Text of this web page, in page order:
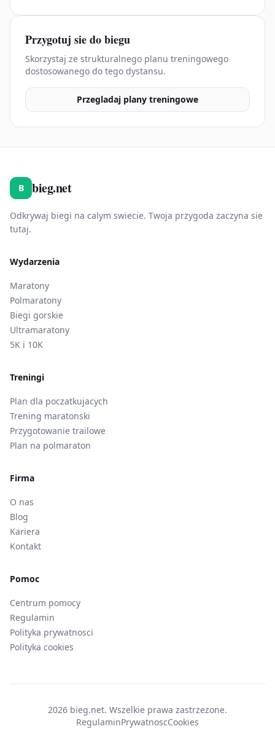
Przygotuj sie do biegu
Skorzystaj ze strukturalnego planu treningowego
dostosowanego do tego dystansu.
Przegladaj plany treningowe
B bieg.net
Odkrywaj biegi na calym swiecie. Twoja przygoda zaczyna sie
tutaj.
Wydarzenia
Maratony
Polmaratony
Biegi gorskie
Ultramaratony
5K i 10K
Treningi
Plan dla poczatkujacych
Trening maratonski
Przygotowanie trailowe
Plan na polmaraton
Firma
O nas
Blog
Kariera
Kontakt
Pomoc
Centrum pomocy
Regulamin
Polityka prywatnosci
Polityka cookies
2026 bieg.net. Wszelkie prawa zastrzezone.
RegulaminPrywatnoscCookies